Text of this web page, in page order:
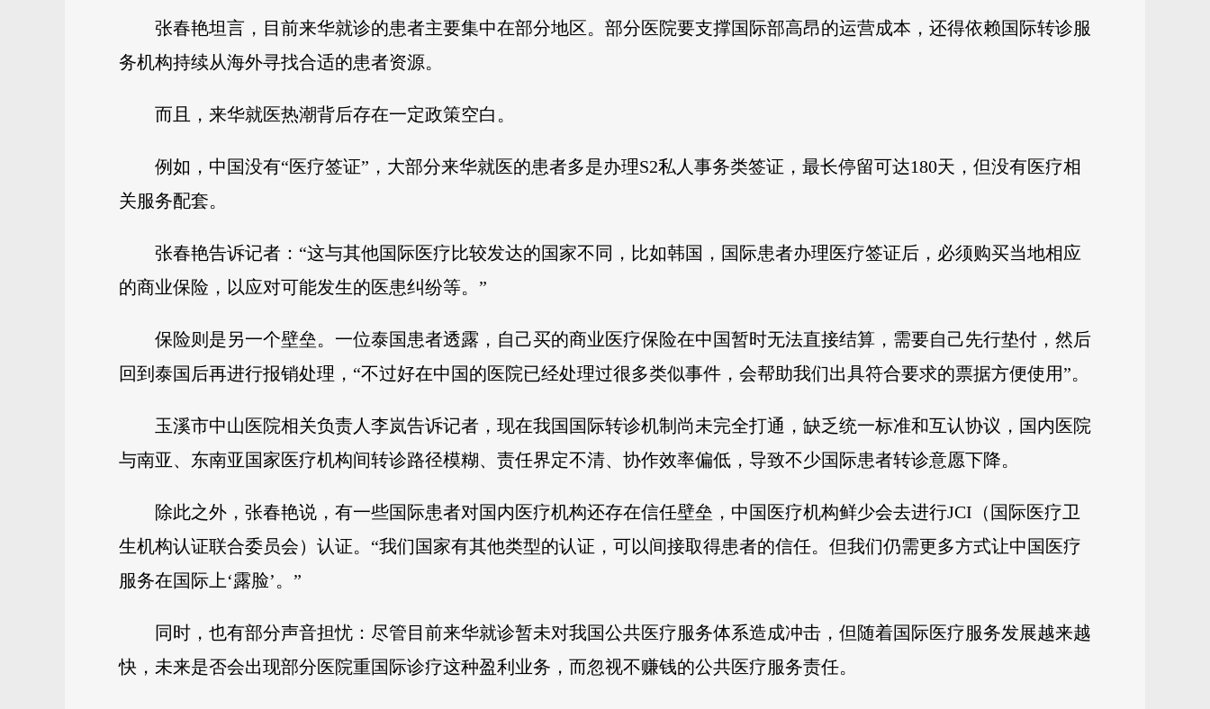
张春艳坦言，目前来华就诊的患者主要集中在部分地区。部分医院要支撑国际部高昂的运营成本，还得依赖国际转诊服
务机构持续从海外寻找合适的患者资源。
而且，来华就医热潮背后存在一定政策空白。
例如，中国没有“医疗签证”，大部分来华就医的患者多是办理S2私人事务类签证，最长停留可达180天，但没有医疗相
关服务配套。
张春艳告诉记者：“这与其他国际医疗比较发达的国家不同，比如韩国，国际患者办理医疗签证后，必须购买当地相应
的商业保险，以应对可能发生的医患纠纷等。”
保险则是另一个壁垒。一位泰国患者透露，自己买的商业医疗保险在中国暂时无法直接结算，需要自己先行垫付，然后
回到泰国后再进行报销处理，“不过好在中国的医院已经处理过很多类似事件，会帮助我们出具符合要求的票据方便使用”。
玉溪市中山医院相关负责人李岚告诉记者，现在我国国际转诊机制尚未完全打通，缺乏统一标准和互认协议，国内医院
与南亚、东南亚国家医疗机构间转诊路径模糊、责任界定不清、协作效率偏低，导致不少国际患者转诊意愿下降。
除此之外，张春艳说，有一些国际患者对国内医疗机构还存在信任壁垒，中国医疗机构鲜少会去进行JCI（国际医疗卫
生机构认证联合委员会）认证。“我们国家有其他类型的认证，可以间接取得患者的信任。但我们仍需更多方式让中国医疗
服务在国际上‘露脸’。”
同时，也有部分声音担忧：尽管目前来华就诊暂未对我国公共医疗服务体系造成冲击，但随着国际医疗服务发展越来越
快，未来是否会出现部分医院重国际诊疗这种盈利业务，而忽视不赚钱的公共医疗服务责任。